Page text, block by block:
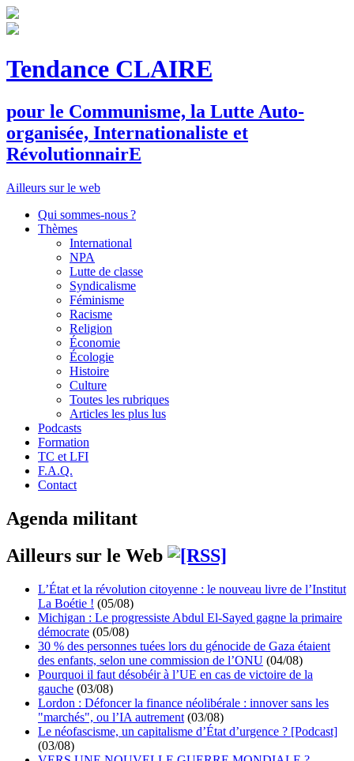
Tendance CLAIRE
pour le Communisme, la Lutte Auto-
organisée, Internationaliste et
RévolutionnairE
Ailleurs sur le web
Qui sommes-nous ?
Thèmes
International
NPA
Lutte de classe
Syndicalisme
Féminisme
Racisme
Religion
Économie
Écologie
Histoire
Culture
Toutes les rubriques
Articles les plus lus
Podcasts
Formation
TC et LFI
F.A.Q.
Contact
Agenda militant
Ailleurs sur le Web
L’État et la révolution citoyenne : le nouveau livre de l’Institut
La Boétie ! (05/08)
Michigan : Le progressiste Abdul El-Sayed gagne la primaire
démocrate (05/08)
30 % des personnes tuées lors du génocide de Gaza étaient
des enfants, selon une commission de l’ONU (04/08)
Pourquoi il faut désobéir à l’UE en cas de victoire de la
gauche (03/08)
Lordon : Défoncer la finance néolibérale : innover sans les
"marchés", ou l’IA autrement (03/08)
Le néofascisme, un capitalisme d’État d’urgence ? [Podcast]
(03/08)